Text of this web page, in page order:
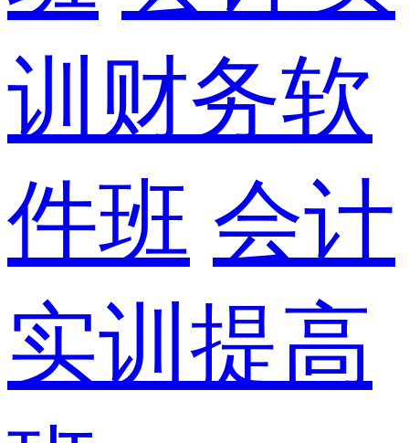
训财务软
件班 会计
实训提高